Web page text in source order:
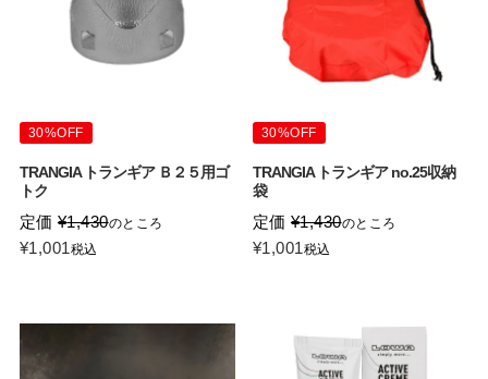
30%OFF
TRANGIA トランギア Ｂ２５用ゴ
トク
定価 ¥1,430のところ
¥1,001税込
30%OFF
TRANGIA トランギア no.25収納
袋
定価 ¥1,430のところ
¥1,001税込